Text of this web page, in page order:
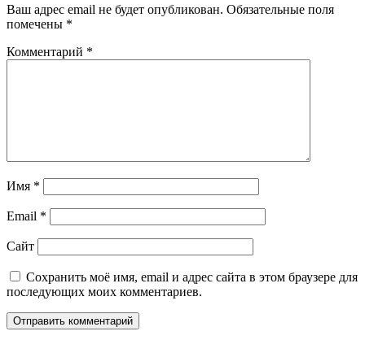
Ваш адрес email не будет опубликован. Обязательные поля
помечены *
Комментарий *
Имя *
Email *
Сайт
Сохранить моё имя, email и адрес сайта в этом браузере для
последующих моих комментариев.